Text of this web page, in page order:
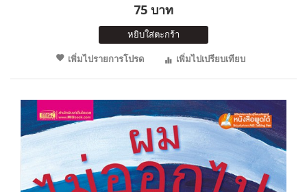
75 บาท
หยิบใส่ตะกร้า
เพิ่มไปรายการโปรด
เพิ่มไปเปรียบเทียบ